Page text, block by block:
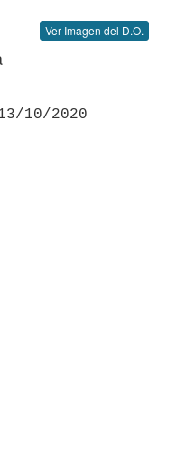
Ver Imagen del D.O.
10/2020